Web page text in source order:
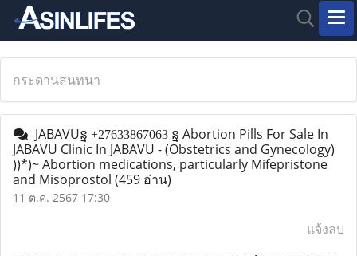
กระดานสนทนา
JABAVUន្ន +̲2̲7̲6̲3̲3̲8̲6̲7̲0̲6̲3̲ ន្ន Abortion Pills For Sale In
JABAVU Clinic In JABAVU - (Obstetrics and Gynecology)
))*)~ Abortion medications, particularly Mifepristone
and Misoprostol (459 อ่าน)
11 ต.ค. 2567 17:30
แจ้งลบ